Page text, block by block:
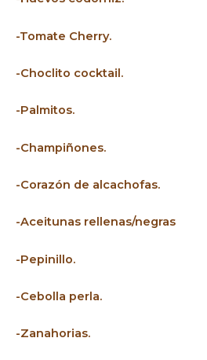
-Tomate Cherry.
-Choclito cocktail.
-Palmitos.
-Champiñones.
-Corazón de alcachofas.
-Aceitunas rellenas/negras
-Pepinillo.
-Cebolla perla.
-Zanahorias.